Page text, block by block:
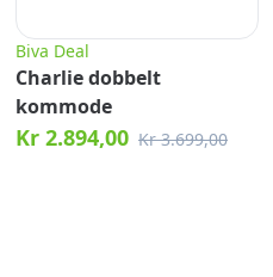
Biva Deal
Charlie dobbelt
kommode
Kr 2.894,00 Kr 3.699,00